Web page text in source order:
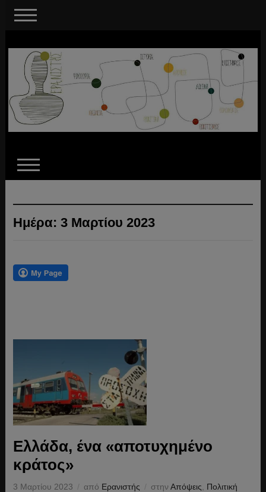
Ημέρα: 3 Μαρτίου 2023
Ελλάδα, ένα «αποτυχημένο
κράτος»
3 Μαρτίου 2023 από Ερανιστής στηνΑπόψεις Πολιτική